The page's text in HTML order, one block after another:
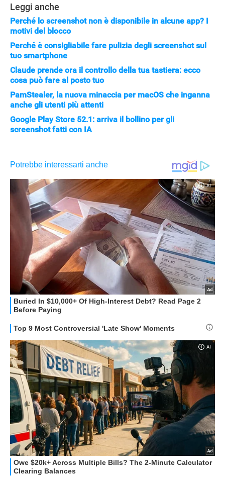
Leggi anche
Perché lo screenshot non è disponibile in alcune app? I
motivi del blocco
Perché è consigliabile fare pulizia degli screenshot sul
tuo smartphone
Claude prende ora il controllo della tua tastiera: ecco
cosa può fare al posto tuo
PamStealer, la nuova minaccia per macOS che inganna
anche gli utenti più attenti
Google Play Store 52.1: arriva il bollino per gli
screenshot fatti con IA